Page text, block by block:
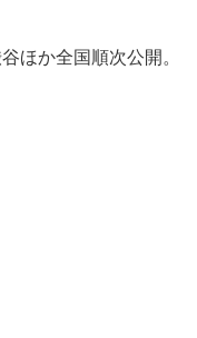
ほか全国順次公開。